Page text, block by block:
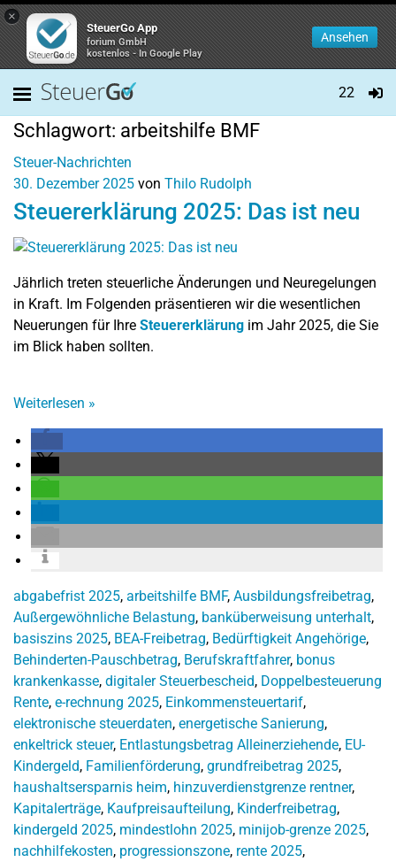
×
SteuerGo App
forium GmbH
kostenlos - In Google Play
Ansehen
22
Schlagwort: arbeitshilfe BMF
Steuer-Nachrichten
30. Dezember 2025 von Thilo Rudolph
Steuererklärung 2025: Das ist neu
Jährlich treten steuerliche Änderungen und Neuregelungen
in Kraft. Im Folgenden präsentieren wir die wesentlichen
Neuerungen für Ihre Steuererklärung im Jahr 2025, die Sie
im Blick haben sollten.
Weiterlesen »
abgabefrist 2025, arbeitshilfe BMF, Ausbildungsfreibetrag,
Außergewöhnliche Belastung, banküberweisung unterhalt,
basiszins 2025, BEA-Freibetrag, Bedürftigkeit Angehörige,
Behinderten-Pauschbetrag, Berufskraftfahrer, bonus
krankenkasse, digitaler Steuerbescheid, Doppelbesteuerung
Rente, e-rechnung 2025, Einkommensteuertarif,
elektronische steuerdaten, energetische Sanierung,
enkeltrick steuer, Entlastungsbetrag Alleinerziehende, EU-
Kindergeld, Familienförderung, grundfreibetrag 2025,
haushaltsersparnis heim, hinzuverdienstgrenze rentner,
Kapitalerträge, Kaufpreisaufteilung, Kinderfreibetrag,
kindergeld 2025, mindestlohn 2025, minijob-grenze 2025,
nachhilfekosten, progressionszone, rente 2025,